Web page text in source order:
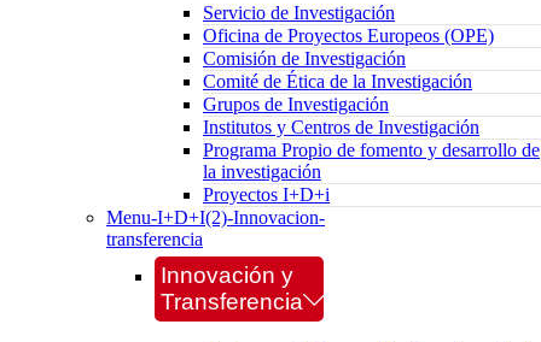
Servicio de Investigación
Oficina de Proyectos Europeos (OPE)
Comisión de Investigación
Comité de Ética de la Investigación
Grupos de Investigación
Institutos y Centros de Investigación
Programa Propio de fomento y desarrollo de
la investigación
Proyectos I+D+i
Menu-I+D+I(2)-Innovacion-
transferencia
Innovación y
Transferencia